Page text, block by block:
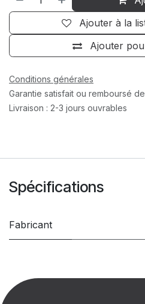
Ajouter
Ajouter à la
Conditions générales
Garantie satisfait ou remboursé
Livraison : 2-3 jours ouvrables
Spécifications
Fabricant